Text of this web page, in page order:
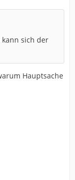
kann sich der
Hauptsache